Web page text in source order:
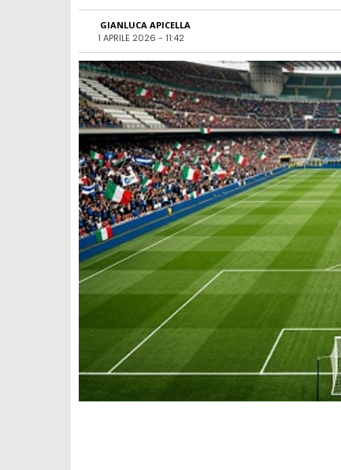
GIANLUCA APICELLA
1 APRILE 2026 - 11:42